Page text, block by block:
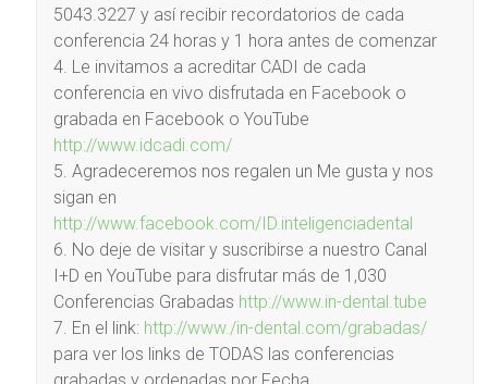
5043.3227 y así recibir recordatorios de cada
conferencia 24 horas y 1 hora antes de comenzar
4. Le invitamos a acreditar CADI de cada
conferencia en vivo disfrutada en Facebook o
grabada en Facebook o YouTube
http://www.idcadi.com/
5. Agradeceremos nos regalen un Me gusta y nos
sigan en
http://www.facebook.com/ID.inteligenciadental
6. No deje de visitar y suscribirse a nuestro Canal
I+D en YouTube para disfrutar más de 1,030
Conferencias Grabadas http://www.in-dental.tube
7. En el link: http://www./in-dental.com/grabadas/
para ver los links de TODAS las conferencias